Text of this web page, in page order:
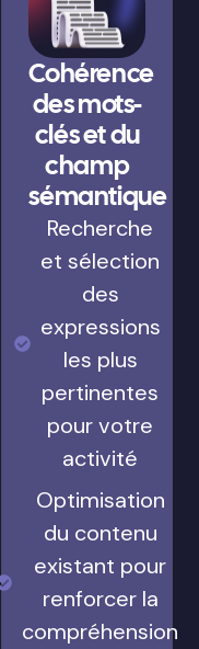
Cohérence
des mots-
clés et du
champ
sémantique
Recherche
et sélection
des
expressions
les plus
pertinentes
pour votre
activité
Optimisation
du contenu
existant pour
renforcer la
compréhension